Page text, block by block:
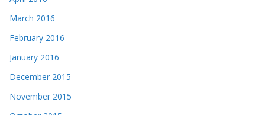
March 2016
February 2016
January 2016
December 2015
November 2015